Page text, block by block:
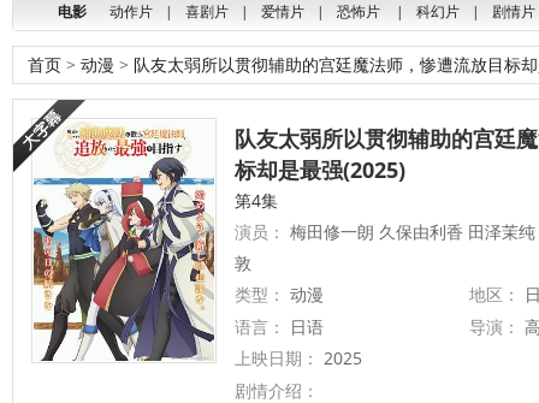
电影 动作片 | 喜剧片 | 爱情片 | 恐怖片 | 科幻片 | 剧情片
首页 > 动漫 > 队友太弱所以贯彻辅助的宫廷魔法师，惨遭流放目标
队友太弱所以贯彻辅助的宫廷
标却是最强(2025)
第4集
演员： 梅田修一朗 久保由利香 田泽茉
敦
类型： 动漫 地区：
语言：
日语 导演：
上映日期： 2025
剧情介绍：